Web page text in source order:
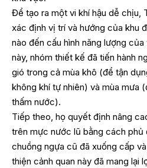
Để tạo ra một vi khí hậu dễ ​​chịu,
xác định vị trí và hướng của khu
nào đến cấu hình năng lượng
này, nhóm thiết kế đã tiến hành
gió trong cả mùa khô (để tận
không khí tự nhiên) và mùa mưa
thấm nước).
Tiếp theo, họ quyết định nâng
trên mực nước lũ bằng cách phủ
chuồng ngựa cũ đã xuống cấp
thiện cảnh quan này đã mang lại